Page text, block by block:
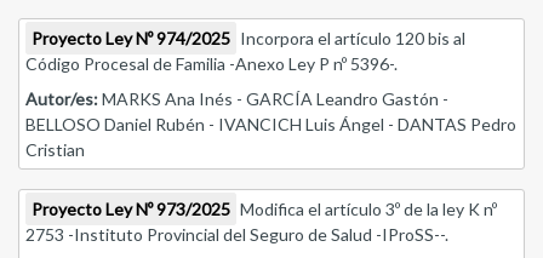
Proyecto Ley Nº 974/2025 Incorpora el artículo 120 bis al
Código Procesal de Familia -Anexo Ley P nº 5396-.
Autor/es:MARKS Ana Inés - GARCÍA Leandro Gastón -
BELLOSO Daniel Rubén - IVANCICH Luis Ángel - DANTAS Pedro
Cristian
Proyecto Ley Nº 973/2025 Modifica el artículo 3º de la ley K nº
2753 -Instituto Provincial del Seguro de Salud -IProSS--.